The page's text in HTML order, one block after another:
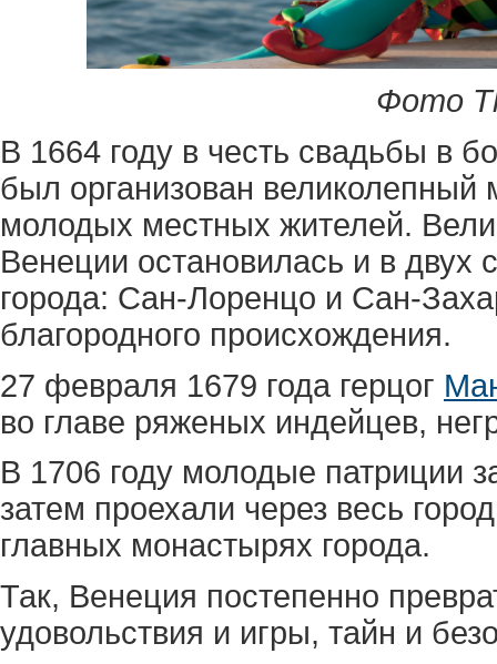
Фото
В 1664 году в честь свадьбы в
был организован великолепный
молодых местных жителей.
Венеции остановилась и в
города: Сан-Лоренцо и Сан-
благородного происхождения.
27 февраля 1679 года герцог
во главе ряженых индейцев,
В 1706 году молодые патриции
затем проехали через весь
главных монастырях города.
Так, Венеция постепенно
удовольствия и игры, тайн и